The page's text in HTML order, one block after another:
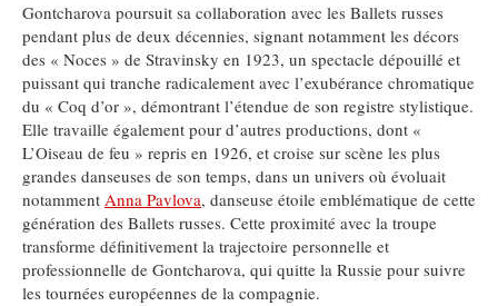
Gontcharova poursuit sa collaboration avec les Ballets russes
pendant plus de deux décennies, signant notamment les décors
des « Noces » de Stravinsky en 1923, un spectacle dépouillé et
puissant qui tranche radicalement avec l’exubérance chromatique
du « Coq d’or », démontrant l’étendue de son registre stylistique.
Elle travaille également pour d’autres productions, dont «
L’Oiseau de feu » repris en 1926, et croise sur scène les plus
grandes danseuses de son temps, dans un univers où évoluait
notamment Anna Pavlova, danseuse étoile emblématique de cette
génération des Ballets russes. Cette proximité avec la troupe
transforme définitivement la trajectoire personnelle et
professionnelle de Gontcharova, qui quitte la Russie pour suivre
les tournées européennes de la compagnie.